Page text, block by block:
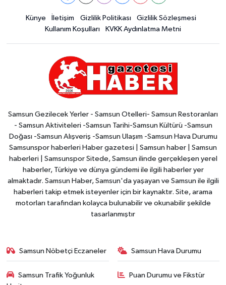
Künye İletişim Gizlilik Politikası
Gizlilik Sözleşmesi
Kullanım Koşulları
KVKK Aydınlatma Metni
Samsun Gezilecek Yerler - Samsun Otelleri- Samsun Restoranları
- Samsun Aktiviteleri -Samsun Tarihi-Samsun Kültürü -Samsun
Doğası -Samsun Alışveriş -Samsun Ulaşım -Samsun Hava Durumu
Samsunspor haberleri Haber gazetesi | Samsun haber | Samsun
haberleri | Samsunspor Sitede, Samsun ilinde gerçekleşen yerel
haberler, Türkiye ve dünya gündemi ile ilgili haberler yer
almaktadır. Samsun Haber, Samsun'da yaşayan ve Samsun ile ilgili
haberleri takip etmek isteyenler için bir kaynaktır. Site, arama
motorları tarafından kolayca bulunabilir ve okunabilir şekilde
tasarlanmıştır
Samsun Nöbetçi Eczaneler Samsun Hava Durumu
Samsun Trafik Yoğunluk
Puan Durumu ve Fikstür